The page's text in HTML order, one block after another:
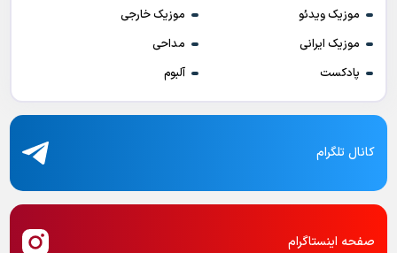
موزیک ویدئو
موزیک خارجی
موزیک ایرانی
مداحی
پادکست
آلبوم
کانال تلگرام
صفحه اینستاگرام